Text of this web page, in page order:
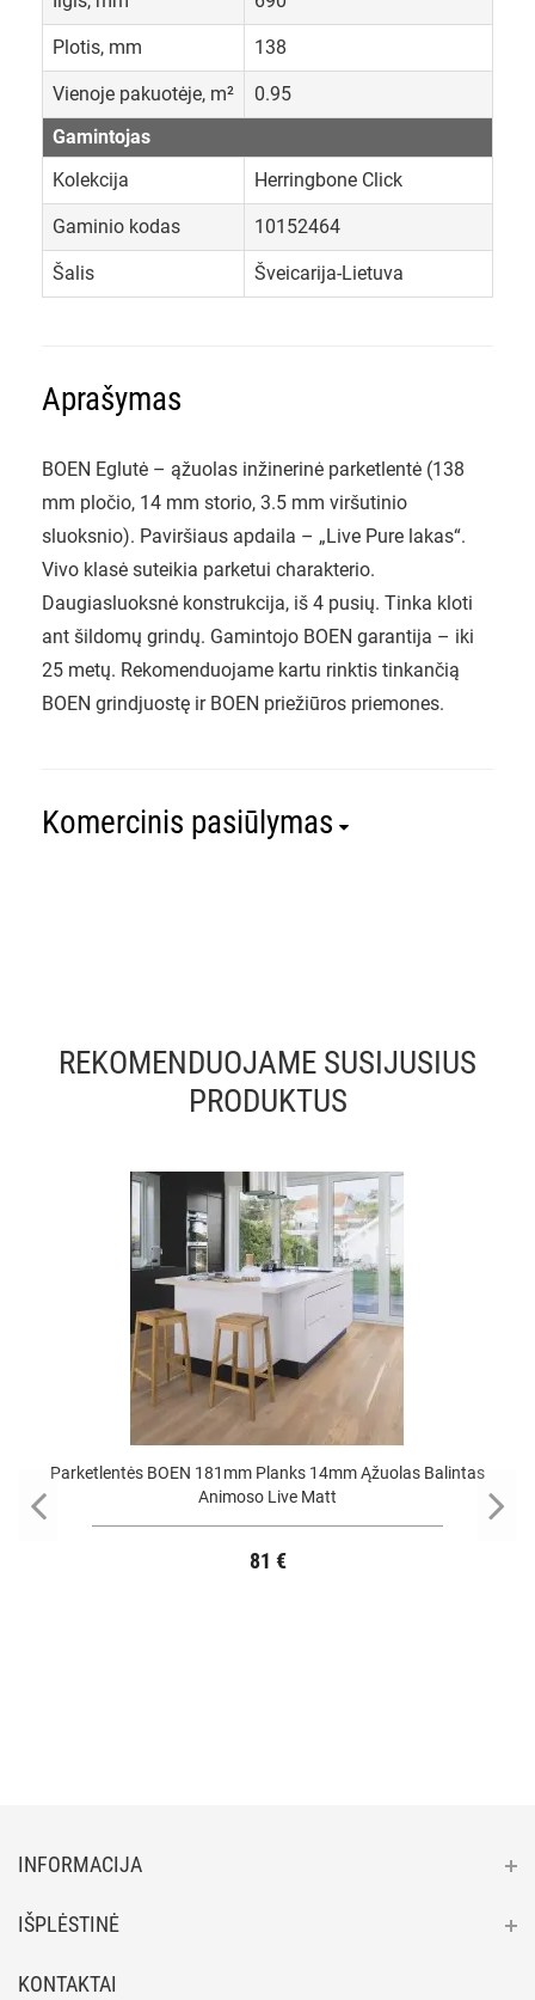
Plotis, mm 138
Vienoje pakuotėje, m²
0.95
Gamintojas
Kolekcija
Herringbone Click
Gaminio kodas 10152464
Šalis Šveicarija-Lietuva
Aprašymas
BOEN Eglutė – ąžuolas inžinerinė parketlentė (138
mm pločio, 14 mm storio, 3.5 mm viršutinio
sluoksnio). Paviršiaus apdaila – „Live Pure lakas“.
Vivo klasė suteikia parketui charakterio.
Daugiasluoksnė konstrukcija, iš 4 pusių. Tinka kloti
ant šildomų grindų. Gamintojo BOEN garantija – iki
25 metų. Rekomenduojame kartu rinktis tinkančią
BOEN grindjuostę ir BOEN priežiūros priemones.
Komercinis pasiūlymas
REKOMENDUOJAME SUSIJUSIUS
PRODUKTUS
Parketlentės BOEN 181mm Planks 14mm Ąžuolas Balintas
Animoso Live Matt
81 €
INFORMACIJA
IŠPLĖSTINĖ
KONTAKTAI